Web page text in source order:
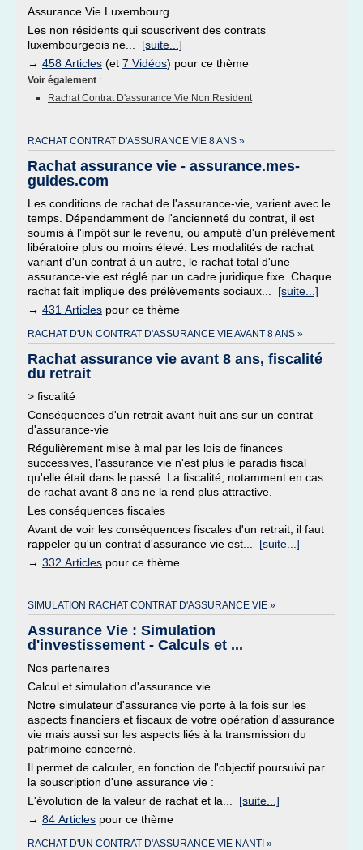
Assurance Vie Luxembourg
Les non résidents qui souscrivent des contrats
luxembourgeois ne... [suite...]
→ 458 Articles (et 7 Vidéos) pour ce thème
Voir également :
Rachat Contrat D'assurance Vie Non Resident
RACHAT CONTRAT D'ASSURANCE VIE 8 ANS »
Rachat assurance vie - assurance.mes-
guides.com
Les conditions de rachat de l'assurance-vie, varient avec le
temps. Dépendamment de l'ancienneté du contrat, il est
soumis à l'impôt sur le revenu, ou amputé d'un prélèvement
libératoire plus ou moins élevé. Les modalités de rachat
variant d'un contrat à un autre, le rachat total d'une
assurance-vie est réglé par un cadre juridique fixe. Chaque
rachat fait implique des prélèvements sociaux... [suite...]
→ 431 Articles pour ce thème
RACHAT D'UN CONTRAT D'ASSURANCE VIE AVANT 8 ANS »
Rachat assurance vie avant 8 ans, fiscalité
du retrait
> fiscalité
Conséquences d'un retrait avant huit ans sur un contrat
d'assurance-vie
Régulièrement mise à mal par les lois de finances
successives, l'assurance vie n'est plus le paradis fiscal
qu'elle était dans le passé. La fiscalité, notamment en cas
de rachat avant 8 ans ne la rend plus attractive.
Les conséquences fiscales
Avant de voir les conséquences fiscales d'un retrait, il faut
rappeler qu'un contrat d'assurance vie est... [suite...]
→ 332 Articles pour ce thème
SIMULATION RACHAT CONTRAT D'ASSURANCE VIE »
Assurance Vie : Simulation
d'investissement - Calculs et ...
Nos partenaires
Calcul et simulation d'assurance vie
Notre simulateur d'assurance vie porte à la fois sur les
aspects financiers et fiscaux de votre opération d'assurance
vie mais aussi sur les aspects liés à la transmission du
patrimoine concerné.
Il permet de calculer, en fonction de l'objectif poursuivi par
la souscription d'une assurance vie :
L'évolution de la valeur de rachat et la... [suite...]
→ 84 Articles pour ce thème
RACHAT D'UN CONTRAT D'ASSURANCE VIE NANTI »